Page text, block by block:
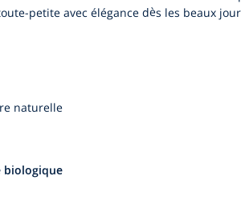
petite avec élégance dès les beaux
naturelle
biologique